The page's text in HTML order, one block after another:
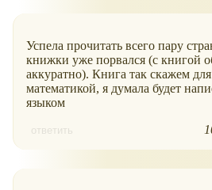
Успела прочитать всего пару
книжки уже порвался (с книгой
аккуратно). Книга так скажем
математикой, я думала будет
языком
ответить